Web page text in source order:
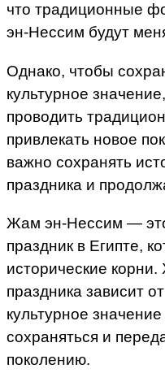
что традиционные
эн-Нессим будут
Однако, чтобы
культурное
проводить
привлекать новое
важно сохранять
праздника и
Жам эн-Нессим —
праздник в Египте,
исторические
праздника зависит
культурное
сохраняться и
поколению.